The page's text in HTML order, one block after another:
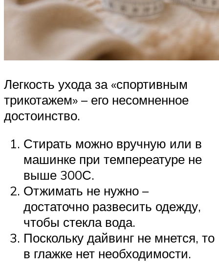
Легкость ухода за «спортивным
трикотажем» – его несомненное
достоинство.
Стирать можно вручную или в
машинке при темпереатуре не
выше 300С.
Отжимать не нужно –
достаточно развесить одежду,
чтобы стекла вода.
Поскольку дайвинг не мнется, то
в глажке нет необходимости.